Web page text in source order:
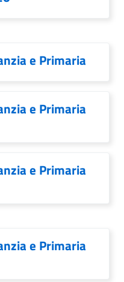
e Primaria
e Primaria
e Primaria
e Primaria